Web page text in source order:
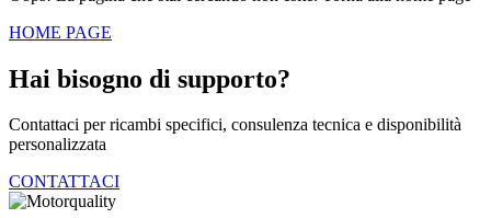
HOME PAGE
Hai bisogno di supporto?
Contattaci per ricambi specifici, consulenza tecnica e disponibilità
personalizzata
CONTATTACI